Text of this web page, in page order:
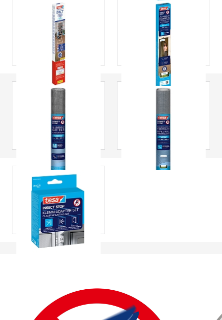
telescopica
® Insect Stop
FALT Foldable
Aluminum Frame
For Doors,
Telescopic
® INSECT
STOP Porte
zanzariere con
telaio in alluminio
® INSECT
STOP Rotolo di
ricambio in rete di
alluminio per
zanzariera
STOP rotolo di
ricambio Insect
Stop in fibra di
tesa® INSECT
STOP Set di
Fissaggio con
morsetti